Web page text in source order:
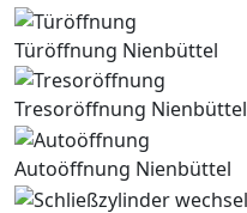
Türöffnung Nienbüttel
Tresoröffnung Nienbüttel
Autoöffnung Nienbüttel